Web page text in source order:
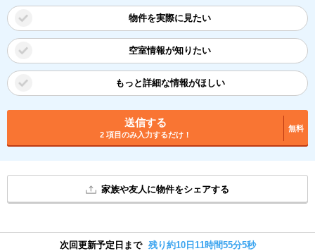
物件を実際に見たい
空室情報が知りたい
もっと詳細な情報がほしい
送信する
2 項目のみ入力するだけ！
無料
家族や友人に物件をシェアする
次回更新予定日まで 残り約10日11時間55分5秒